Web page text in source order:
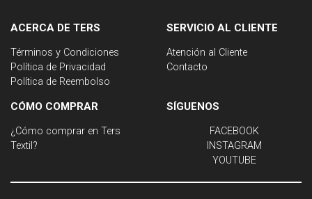
ACERCA DE TERS
Términos y Condiciones
Política de Privacidad
Política de Reembolso
SERVICIO AL CLIENTE
Atención al Cliente
Contacto
CÓMO COMPRAR
¿Cómo comprar en Ters
Textil?
SÍGUENOS
FACEBOOK
INSTAGRAM
YOUTUBE